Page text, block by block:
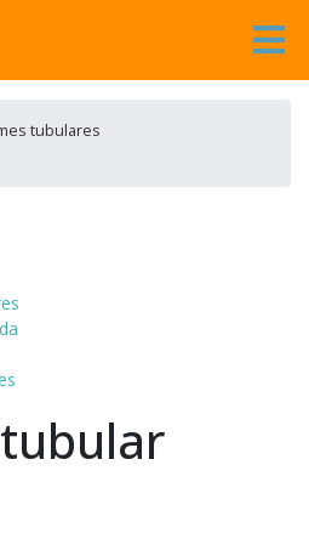
tubulares